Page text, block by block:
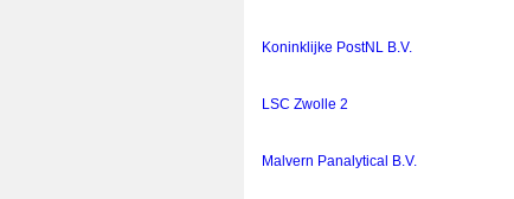
Koninklijke PostNL B.V.
LSC Zwolle 2
Malvern Panalytical B.V.